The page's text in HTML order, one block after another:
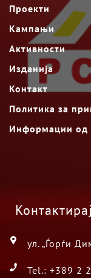
Проекти
Кампањи
Активности
Изданија
Контакт
Политика за
Информации од
ул. „Ѓорѓи
Tel.: +389 2